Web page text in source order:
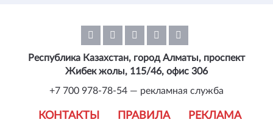
КОНТАКТЫ ПРАВИЛА РЕКЛАМА
Республика Казахстан, город Алматы, проспект
Жибек жолы, 115/46, офис 306
+7 700 978-78-54 — рекламная служба